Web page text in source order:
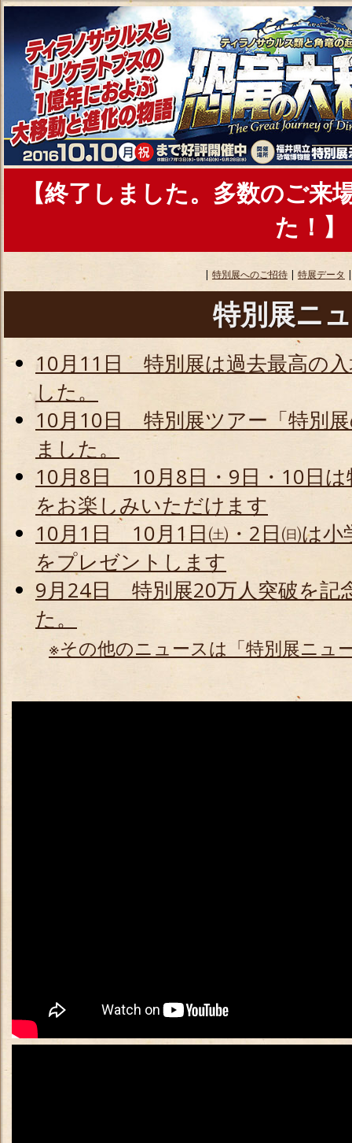
【終了しました。多数のご
た！】
| 特別展へのご招待| 特展データ
特別展ニ
10月11日 特別展は過去最高の
した。
10月10日 特別展ツアー「特別
ました。
10月8日 10月8日・9日・10日
をお楽しみいただけます
10月1日 10月1日㈯・2日㈰は小
をプレゼントします
9月24日 特別展20万人突破を記
た。
※その他のニュースは「特別展ニュ